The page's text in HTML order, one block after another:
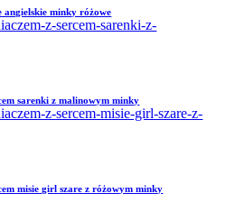
angielskie minky różowe
sarenki z malinowym minky
misie girl szare z różowym minky